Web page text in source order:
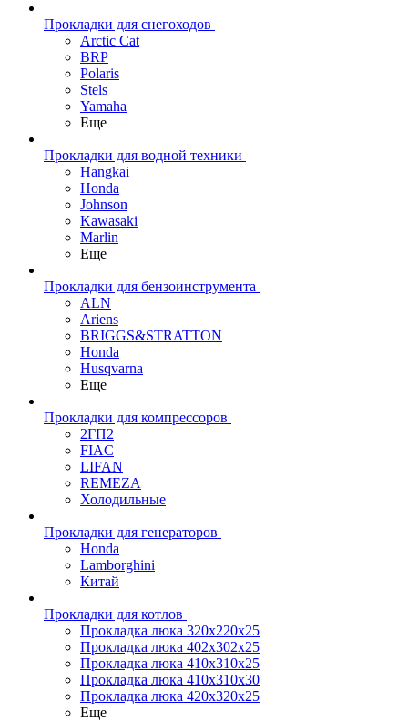
Прокладки для снегоходов
Arctic Cat
BRP
Polaris
Stels
Yamaha
Еще
Прокладки для водной техники
Hangkai
Honda
Johnson
Kawasaki
Marlin
Еще
Прокладки для бензоинструмента
ALN
Ariens
BRIGGS&STRATTON
Honda
Husqvarna
Еще
Прокладки для компрессоров
2ГП2
FIAC
LIFAN
REMEZA
Холодильные
Прокладки для генераторов
Honda
Lamborghini
Китай
Прокладки для котлов
Прокладка люка 320x220x25
Прокладка люка 402x302x25
Прокладка люка 410x310x25
Прокладка люка 410х310х30
Прокладка люка 420x320x25
Еще